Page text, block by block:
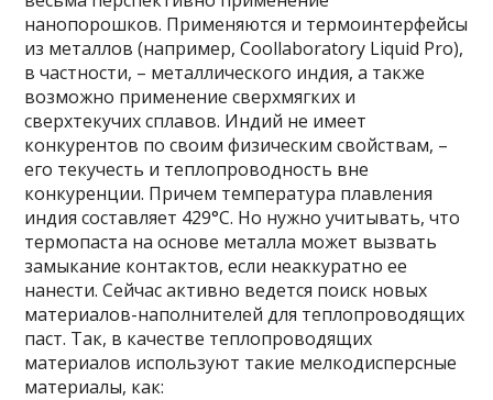
нанопорошков. Применяются и термоинтерфейсы
из металлов (например, Coollaboratory Liquid Pro),
в частности, – металлического индия, а также
возможно применение сверхмягких и
сверхтекучих сплавов. Индий не имеет
конкурентов по своим физическим свойствам, –
его текучесть и теплопроводность вне
конкуренции. Причем температура плавления
индия составляет 429°С. Но нужно учитывать, что
термопаста на основе металла может вызвать
замыкание контактов, если неаккуратно ее
нанести. Сейчас активно ведется поиск новых
материалов-наполнителей для теплопроводящих
паст. Так, в качестве теплопроводящих
материалов используют такие мелкодисперсные
материалы, как: